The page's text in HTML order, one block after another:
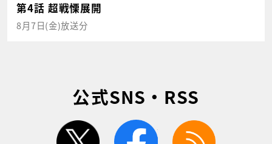
第4話 超戦慄展開
8月7日(金)放送分
公式SNS・RSS
twitter facebook